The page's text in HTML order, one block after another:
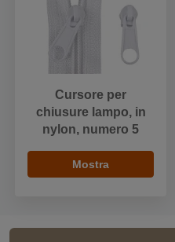
Cursore per
chiusure lampo, in
nylon, numero 5
Mostra